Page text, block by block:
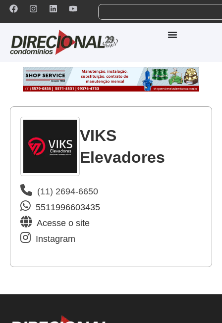
VIKS
Elevadores
(11) 2694-6650
5511996603435
Acesse o site
Instagram